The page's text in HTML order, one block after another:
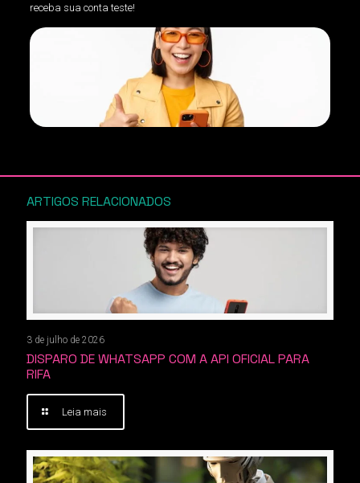
receba sua conta teste!
ARTIGOS RELACIONADOS
3 de julho de 2026
DISPARO DE WHATSAPP COM A API OFICIAL PARA
RIFA
Leia mais